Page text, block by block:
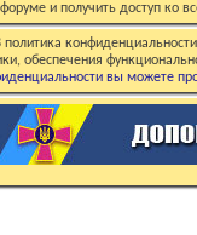
и получить доступ ко
обеспечения
вы можете